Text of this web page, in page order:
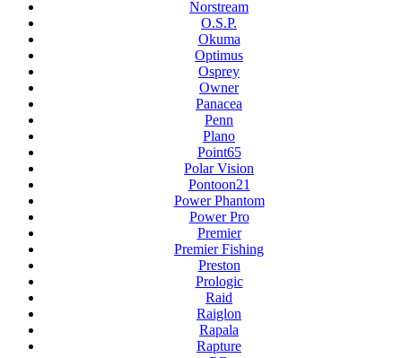
Norstream
O.S.P.
Okuma
Optimus
Osprey
Owner
Panacea
Penn
Plano
Point65
Polar Vision
Pontoon21
Power Phantom
Power Pro
Premier
Premier Fishing
Preston
Prologic
Raid
Raiglon
Rapala
Rapture